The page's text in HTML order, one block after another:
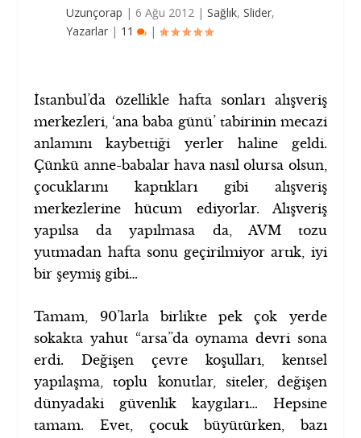
Uzunçorap | 6 Ağu 2012 |Sağlık,Slider,
Yazarlar | 11 |
İstanbul’da özellikle hafta sonları alışveriş
merkezleri, ‘ana baba günü’ tabirinin mecazi
anlamını kaybettiği yerler haline geldi.
Çünkü anne-babalar hava nasıl olursa olsun,
çocuklarını kaptıkları gibi alışveriş
merkezlerine hücum ediyorlar. Alışveriş
yapılsa da yapılmasa da, AVM tozu
yutmadan hafta sonu geçirilmiyor artık, iyi
bir şeymiş gibi…
Tamam, 90’larla birlikte pek çok yerde
sokakta yahut “arsa”da oynama devri sona
erdi. Değişen çevre koşulları, kentsel
yapılaşma, toplu konutlar, siteler, değişen
dünyadaki güvenlik kaygıları… Hepsine
tamam. Evet, çocuk büyütürken, bazı